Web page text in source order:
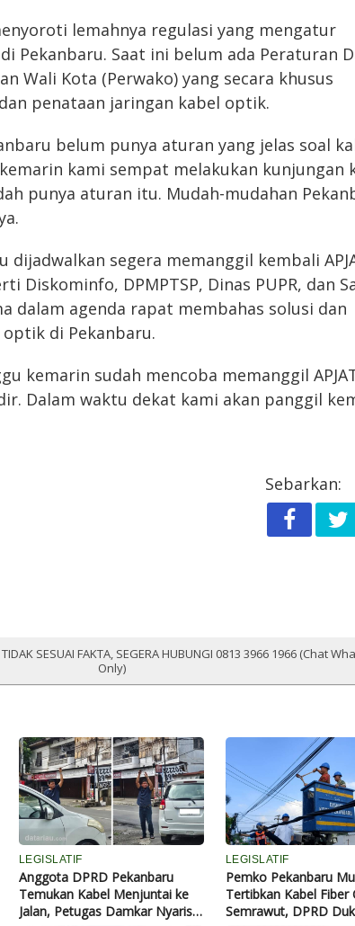
lemahnya regulasi yang mengatur
Pekanbaru. Saat ini belum ada Peraturan
Wali Kota (Perwako) yang secara khusus
penataan jaringan kabel optik.
belum punya aturan yang jelas soal
kami sempat melakukan kunjungan
punya aturan itu. Mudah-mudahan
dijadwalkan segera memanggil kembali
Diskominfo, DPMPTSP, Dinas PUPR, dan
dalam agenda rapat membahas solusi dan
di Pekanbaru.
kemarin sudah mencoba memanggil
Dalam waktu dekat kami akan panggil
Sebarkan:
TIDAK SESUAI FAKTA, SEGERA HUBUNGI 0813 3966 1966 (Chat
Only)
LEGISLATIF
Anggota DPRD Pekanbaru
Temukan Kabel Menjuntai ke
Jalan, Petugas Damkar Nyaris
LEGISLATIF
Pemko Pekanbaru
Tertibkan Kabel Fiber
Semrawut, DPRD